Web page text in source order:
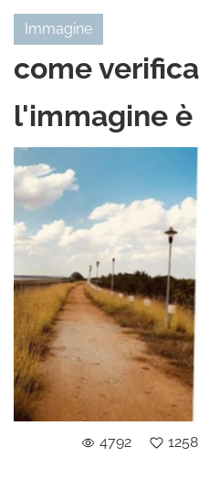
Immagine
come
l'immagine
4792 1258